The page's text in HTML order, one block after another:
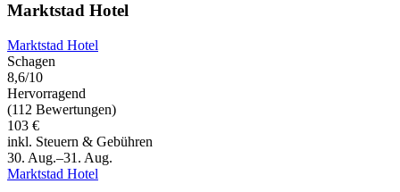
Marktstad Hotel
Marktstad Hotel
Schagen
8,6/10
Hervorragend
(112 Bewertungen)
103 €
inkl. Steuern & Gebühren
30. Aug.–31. Aug.
Marktstad Hotel